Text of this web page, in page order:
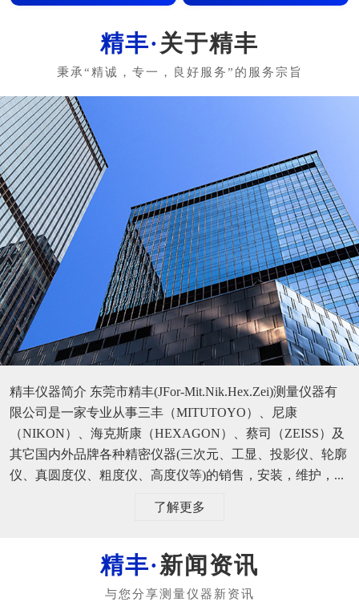
关于精丰
精丰仪器简介 东莞市精丰(JFor-Mit.Nik.Hex.Zei)测量仪器有
限公司是一家专业从事三丰（MITUTOYO）、尼康
（NIKON）、海克斯康（HEXAGON）、蔡司（ZEISS）及
其它国内外品牌各种精密仪器(三次元、工显、投影仪、轮廓
仪、真圆度仪、粗度仪、高度仪等)的销售，安装，维护，...
了解更多
新闻资讯